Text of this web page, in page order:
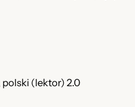
polski (lektor) 2.0